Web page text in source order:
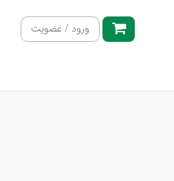
ورود / عضویت